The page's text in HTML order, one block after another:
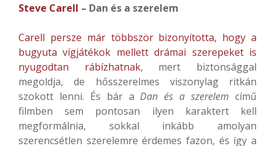
Steve Carell – Dan és a szerelem
Carell persze már többször bizonyította, hogy a
bugyuta vígjátékok mellett drámai szerepeket is
nyugodtan rábízhatnak, mert biztonsággal
megoldja, de hősszerelmes viszonylag ritkán
szokott lenni. És bár aDan és a szerelem című
filmben sem pontosan ilyen karaktert kell
megformálnia, sokkal inkább amolyan
szerencsétlen szerelemre érdemes fazon, és így a